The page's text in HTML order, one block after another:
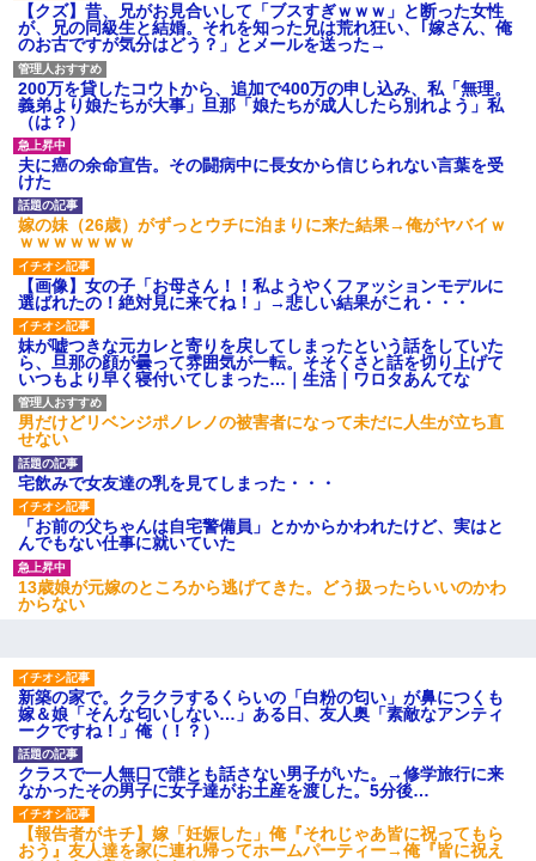
【クズ】昔、兄がお見合いして「ブスすぎｗｗｗ」と断った女性
が、兄の同級生と結婚。それを知った兄は荒れ狂い、｢嫁さん、俺
のお古ですが気分はどう？」とメールを送った→
200万を貸したコウトから、追加で400万の申し込み、私「無理。
義弟より娘たちが大事」旦那「娘たちが成人したら別れよう」私
（は？）
夫に癌の余命宣告。その闘病中に長女から信じられない言葉を受
けた
嫁の妹（26歳）がずっとウチに泊まりに来た結果→俺がヤバイｗ
ｗｗｗｗｗｗｗ
【画像】女の子「お母さん！！私ようやくファッションモデルに
選ばれたの！絶対見に来てね！」→悲しい結果がこれ・・・
妹が嘘つきな元カレと寄りを戻してしまったという話をしていた
ら、旦那の顔が曇って雰囲気が一転。そそくさと話を切り上げて
いつもより早く寝付いてしまった…｜生活｜ワロタあんてな
男だけどリベンジポノレノの被害者になって未だに人生が立ち直
せない
宅飲みで女友達の乳を見てしまった・・・
「お前の父ちゃんは自宅警備員」とかからかわれたけど、実はと
んでもない仕事に就いていた
13歳娘が元嫁のところから逃げてきた。どう扱ったらいいのかわ
からない
新築の家で。クラクラするくらいの「白粉の匂い」が鼻につくも
嫁＆娘「そんな匂いしない…」ある日、友人奥「素敵なアンティ
ークですね！」俺（！？）
クラスで一人無口で誰とも話さない男子がいた。→修学旅行に来
なかったその男子に女子達がお土産を渡した。5分後…
【報告者がキチ】嫁「妊娠した」俺『それじゃあ皆に祝ってもら
おう』友人達を家に連れ帰ってホームパーティー→俺『皆に祝え